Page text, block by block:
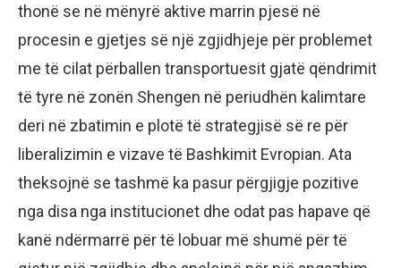
thonë se në mënyrë aktive marrin pjesë në
procesin e gjetjes së një zgjidhjeje për problemet
me të cilat përballen transportuesit gjatë qëndrimit
të tyre në zonën Shengen në periudhën kalimtare
deri në zbatimin e plotë të strategjisë së re për
liberalizimin e vizave të Bashkimit Evropian. Ata
theksojnë se tashmë ka pasur përgjigje pozitive
nga disa nga institucionet dhe odat pas hapave që
kanë ndërmarrë për të lobuar më shumë për të